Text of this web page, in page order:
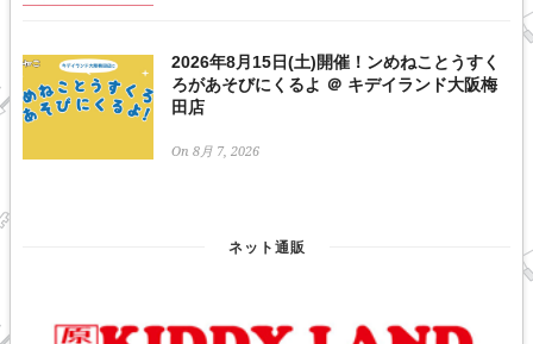
2026年8月15日(土)開催！ンめねことうすく
ろがあそびにくるよ ＠ キデイランド大阪梅
田店
On 8月 7, 2026
ネット通販